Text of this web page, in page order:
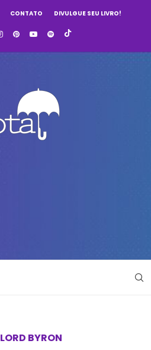
CONTATO DIVULGUE SEU LIVRO!
LORD BYRON